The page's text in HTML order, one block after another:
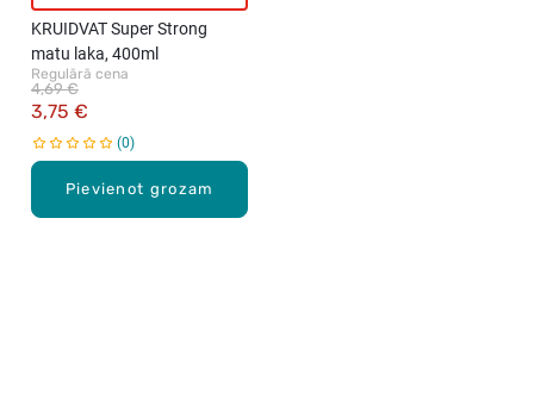
Pievienot grozam
KRUIDVAT Super Strong
matu laka, 400ml
Regulārā cena
3,75 €
4,69 €
0